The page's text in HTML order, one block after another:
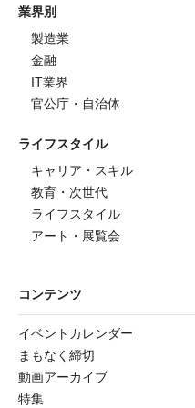
業界別
製造業
金融
IT業界
官公庁・自治体
ライフスタイル
キャリア・スキル
教育・次世代
ライフスタイル
アート・展覧会
コンテンツ
イベントカレンダー
まもなく締切
動画アーカイブ
特集